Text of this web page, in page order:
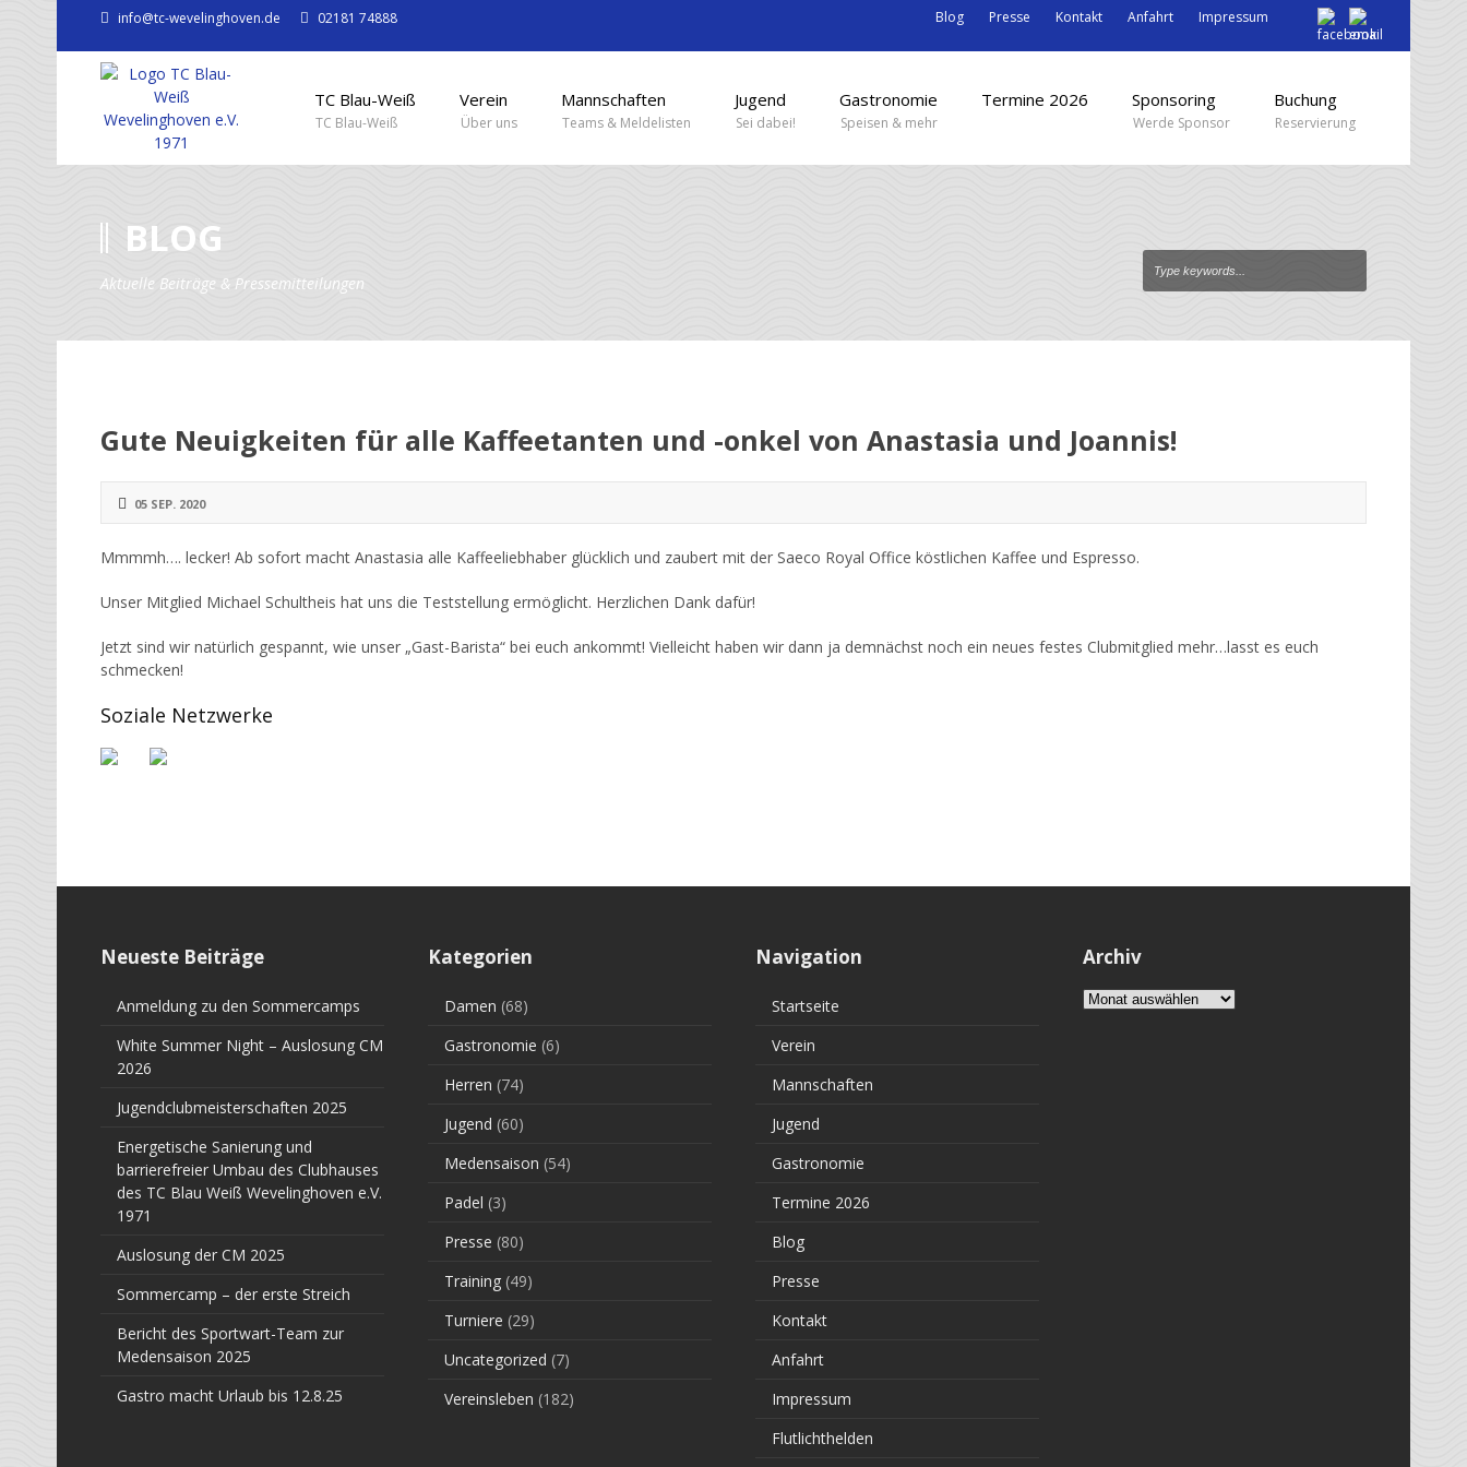
info@tc-wevelinghoven.de 02181 74888 Blog Presse Kontakt Anfahrt Impressum
TC Blau-Weiß
TC Blau-Weiß
Verein
Über uns
Mannschaften
Teams & Meldelisten
Jugend
Sei dabei!
Gastronomie
Speisen & mehr
Termine 2026 Sponsoring
Werde Sponsor
Buchung
Reservierung
BLOG
Aktuelle Beiträge & Pressemitteilungen
Gute Neuigkeiten für alle Kaffeetanten und -onkel von Anastasia und Joannis!
05 SEP. 2020
Mmmmh…. lecker! Ab sofort macht Anastasia alle Kaffeeliebhaber glücklich und zaubert mit der Saeco Royal Office köstlichen Kaffee und Espresso.
Unser Mitglied Michael Schultheis hat uns die Teststellung ermöglicht. Herzlichen Dank dafür!
Jetzt sind wir natürlich gespannt, wie unser „Gast-Barista“ bei euch ankommt! Vielleicht haben wir dann ja demnächst noch ein neues festes Clubmitglied mehr…lasst es euch
schmecken!
Soziale Netzwerke
Neueste Beiträge
Anmeldung zu den Sommercamps
White Summer Night – Auslosung CM
2026
Jugendclubmeisterschaften 2025
Energetische Sanierung und
barrierefreier Umbau des Clubhauses
des TC Blau Weiß Wevelinghoven e.V.
1971
Auslosung der CM 2025
Sommercamp – der erste Streich
Bericht des Sportwart-Team zur
Medensaison 2025
Gastro macht Urlaub bis 12.8.25
Kategorien
Damen (68)
Gastronomie (6)
Herren (74)
Jugend (60)
Medensaison (54)
Padel (3)
Presse (80)
Training (49)
Turniere (29)
Uncategorized (7)
Vereinsleben (182)
Navigation
Startseite
Verein
Mannschaften
Jugend
Gastronomie
Termine 2026
Blog
Presse
Kontakt
Anfahrt
Impressum
Flutlichthelden
Archiv
Archiv